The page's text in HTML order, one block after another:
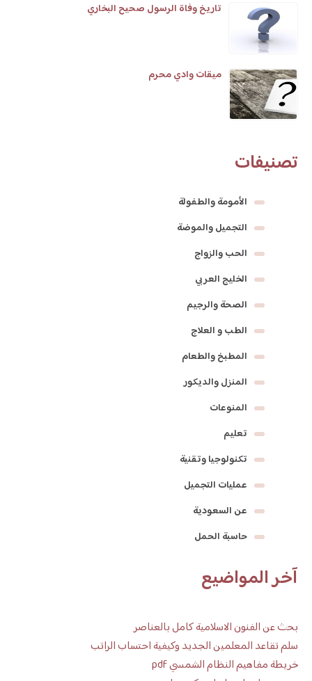
تاريخ وفاة الرسول صحيح البخاري
ميقات وادي محرم
تصنيفات
الأمومة والطفولة
التجميل والموضة
الحب والزواج
الخليج العربي
الصحة والرجيم
الطب و العلاج
المطبخ والطعام
المنزل والديكور
المنوعات
تعليم
تكنولوجيا وتقنية
عمليات التجميل
عن السعودية
حاسبة الحمل
آخر المواضيع
بحث عن الفنون الاسلامية كامل بالعناصر
سلم تقاعد المعلمين الجديد وكيفية احتساب الراتب
خريطة مفاهيم النظام الشمسي pdf